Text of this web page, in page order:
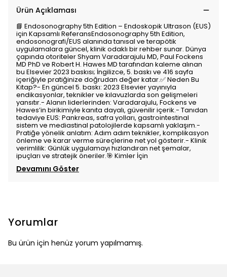
Ürün Açıklaması
📘 Endosonography 5th Edition – Endoskopik Ultrason (EUS)
için Kapsamlı ReferansEndosonography 5th Edition,
endosonografi/EUS alanında tanısal ve terapötik
uygulamalara güncel, klinik odaklı bir rehber sunar. Dünya
çapında otoriteler Shyam Varadarajulu MD, Paul Fockens
MD PhD ve Robert H. Hawes MD tarafından kaleme alınan
bu Elsevier 2023 baskısı; İngilizce, 5. baskı ve 416 sayfa
içeriğiyle pratiğinize doğrudan değer katar.✅ Neden Bu
Kitap?- En güncel 5. baskı: 2023 Elsevier yayınıyla
endikasyonlar, teknikler ve kılavuzlarda son gelişmeleri
yansıtır.- Alanın liderlerinden: Varadarajulu, Fockens ve
Hawes’in birikimiyle kanıta dayalı, güvenilir içerik.- Tanıdan
tedaviye EUS: Pankreas, safra yolları, gastrointestinal
sistem ve mediastinal patolojilerde kapsamlı yaklaşım.-
Pratiğe yönelik anlatım: Adım adım teknikler, komplikasyon
önleme ve karar verme süreçlerine net yol gösterir.- Klinik
verimlilik: Günlük uygulamayı hızlandıran net şemalar,
ipuçları ve stratejik öneriler.🎯 Kimler İçin
Devamını Göster
Yorumlar
Bu ürün için henüz yorum yapılmamış.